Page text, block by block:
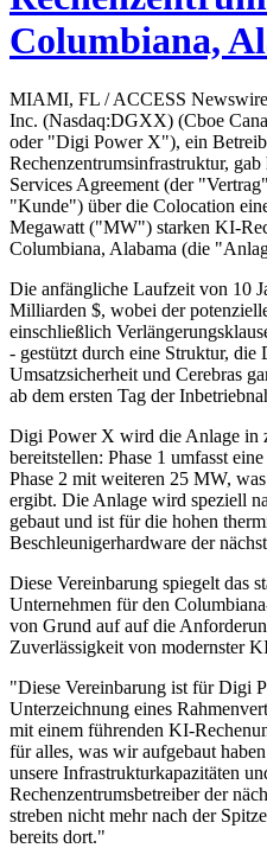
Columbiana,
MIAMI, FL / ACCESS
Inc. (Nasdaq:DGXX) (Cboe
oder "Digi Power X"), ein
Rechenzentrumsinfrastruktur,
Services Agreement (der
"Kunde") über die Colocation
Megawatt ("MW") starken KI-
Columbiana, Alabama (die
Die anfängliche Laufzeit von 10
Milliarden $, wobei der
einschließlich
- gestützt durch eine Struktur,
Umsatzsicherheit und Cerebras
ab dem ersten Tag der
Digi Power X wird die Anlage in
bereitstellen: Phase 1 umfasst
Phase 2 mit weiteren 25 MW,
ergibt. Die Anlage wird speziell
gebaut und ist für die hohen
Beschleunigerhardware der
Diese Vereinbarung spiegelt das
Unternehmen für den
von Grund auf auf die
Zuverlässigkeit von modernster
"Diese Vereinbarung ist für Digi
Unterzeichnung eines
mit einem führenden KI-
für alles, was wir aufgebaut
unsere Infrastrukturkapazitäten
Rechenzentrumsbetreiber der
streben nicht mehr nach der
bereits dort."